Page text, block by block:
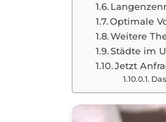
Optimale
Weitere
Städte im
Jetzt